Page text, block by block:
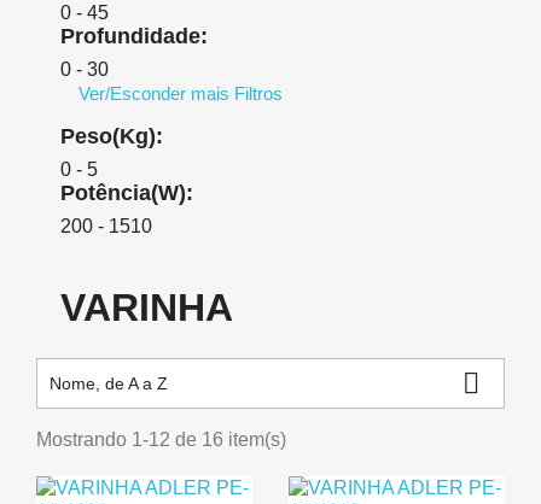
0 - 45
Profundidade:
0 - 30
Ver/Esconder mais Filtros
Peso(Kg):
0 - 5
Potência(W):
200 - 1510
VARINHA
Nome, de A a Z 
Mostrando 1-12 de 16 item(s)